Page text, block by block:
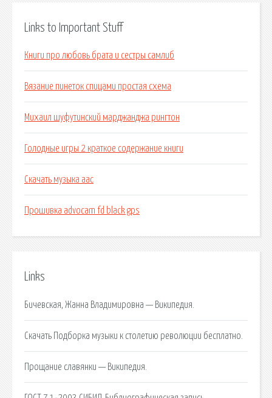
Links to Important Stuff
Книги про любовь брата и сестры самлиб
Вязание пинеток спицами простая схема
Михаил шуфутинский марджанджа рингтон
Голодные игры 2 краткое содержание книги
Скачать музыка aac
Прошивка advocam fd black gps
Links
Бичевская, Жанна Владимировна — Википедия.
Скачать Подборка музыки к столетию революции бесплатно.
Прощание славянки — Википедия.